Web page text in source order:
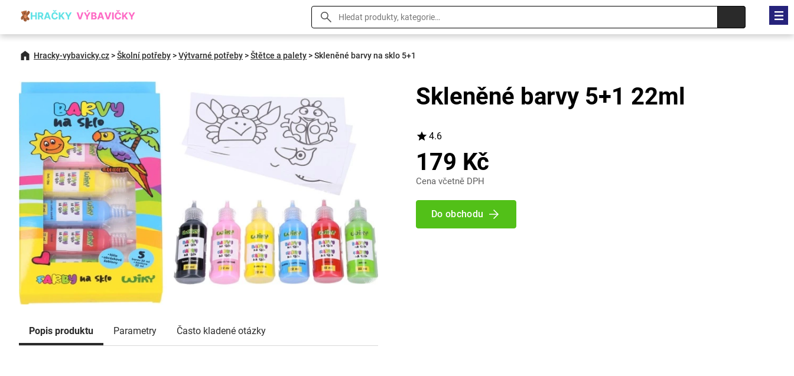
Hracky-vybavicky.cz>Školní potřeby>Výtvarné potřeby>Štětce a palety>Skleněné barvy na sklo 5+1
Popis produktu Parametry Často kladené otázky
Skleněné barvy 5+1 22ml
4.6
179 Kč
Cena včetně DPH
Do obchodu